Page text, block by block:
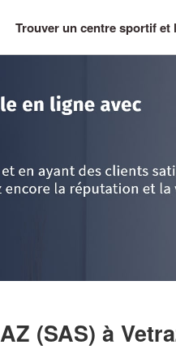
Trouver un centre sportif et
(SAS) à